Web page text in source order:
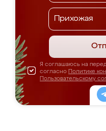
Я соглашаюсь на
согласно Политике
Пользовательскому